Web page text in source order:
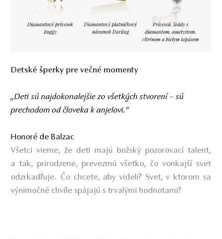
Detské šperky pre večné momenty
„Deti sú najdokonalejšie zo všetkých stvorení – sú
prechodom od človeka k anjelovi.“
Honoré de Balzac
Všetci vieme, že deti majú božský pozorovací talent,
a tak, prirodzene, prevezmú všetko, čo vonkajší svet
odzrkadľuje. Čo chcete, aby videli? Svet, v ktorom sa
výnimočné chvíle spájajú s trvalými hodnotami?